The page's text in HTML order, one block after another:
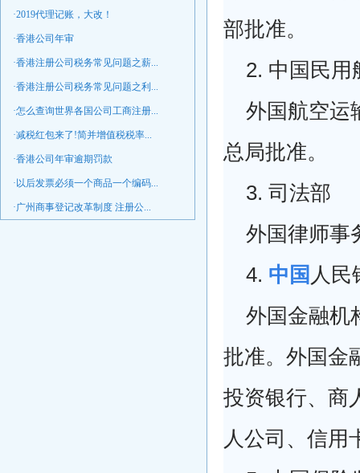
·2019代理记账，大改！
·香港公司年审
·香港注册公司税务常见问题之薪...
·香港注册公司税务常见问题之利...
·怎么查询世界各国公司工商注册...
·减税红包来了!简并增值税税率...
·香港公司年审逾期罚款
·以后发票必须一个商品一个编码...
·广州商事登记改革制度 注册公...
部批准。
2. 中国民用
外国航空运
总局批准。
3. 司法部
外国律师事
4. 中国 人民
外国金融机
批准。外国金
投资银行、商
人公司、信用